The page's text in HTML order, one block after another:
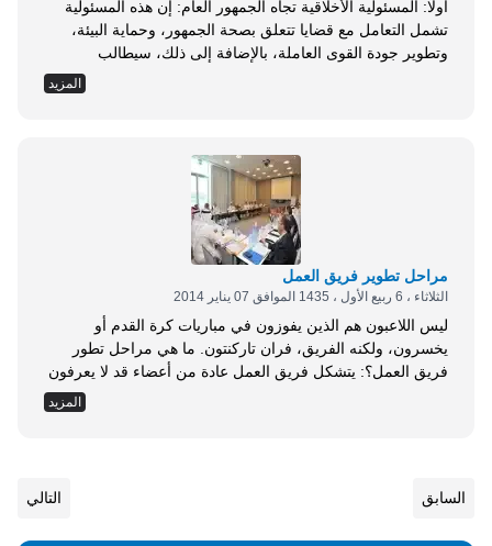
أولًا: المسئولية الأخلاقية تجاه الجمهور العام: إن هذه المسئولية
تشمل التعامل مع قضايا تتعلق بصحة الجمهور، وحماية البيئة،
وتطوير جودة القوى العاملة، بالإضافة إلى ذلك، سيطالب
الكثيرون بأن المؤسسات عليها مسئولية دعم الهيئات الخيرية
والاجتماعية للصالح العام، وبمعنى آخر أن ترد الجميل للمجتمع
يتعلق بأخلاقيات العمل، حتى الآن لم تستطع المؤسسات المنتجة
للسجائر والخمور أن ترد على هذه المشكلة، بالرغم من توجيه
كثير من النقد لصناعة السجائر والخمور التي تسبب أمراضًا
خطيرة للجمهور؛ ولكن هناك كثير من المؤسسات تحذر...
المزيد
مراحل تطوير فريق العمل
الثلاثاء ، 6 ربيع الأول ، 1435 الموافق 07 يناير 2014
ليس اللاعبون هم الذين يفوزون في مباريات كرة القدم أو
يخسرون، ولكنه الفريق، فران تاركنتون. ما هي مراحل تطور
فريق العمل؟: يتشكل فريق العمل عادة من أعضاء قد لا يعرفون
مختلفين، وربما من دوائر وأقسام وهيئات مختلفة، وبالتالي قد
المزيد
السابق التالي